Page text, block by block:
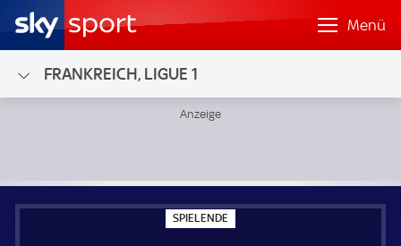
Menü
FRANKREICH, LIGUE 1
SPIELENDE
P